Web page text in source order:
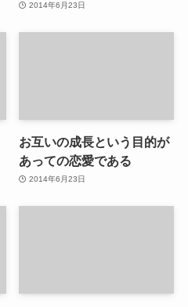
2014年6月23日
お互いの成長という目的が
あっての恋愛である
2014年6月23日